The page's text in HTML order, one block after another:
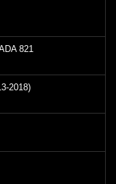
821
2018)